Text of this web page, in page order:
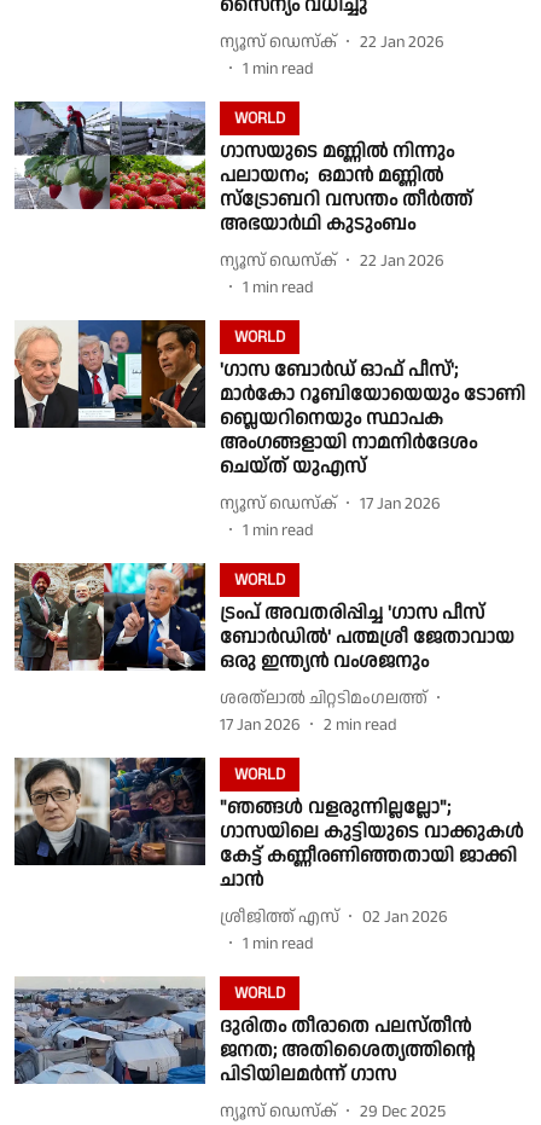
സൈന്യം വധിച്ചു
ന്യൂസ് ഡെസ്ക്
22 Jan 2026
1 min read
WORLD
ഗാസയുടെ മണ്ണിൽ നിന്നും
പലായനം; ഒമാൻ മണ്ണില്‍
സ്ട്രോബറി വസന്തം തീർത്ത്
അഭയാർഥി കുടുംബം
ന്യൂസ് ഡെസ്ക്
22 Jan 2026
1 min read
WORLD
'ഗാസ ബോർഡ് ഓഫ് പീസ്';
മാർകോ റൂബിയോയെയും ടോണി
ബ്ലെയറിനെയും സ്ഥാപക
അംഗങ്ങളായി നാമനിർദേശം
ചെയ്ത് യുഎസ്
ന്യൂസ് ഡെസ്ക്
17 Jan 2026
1 min read
WORLD
ട്രംപ് അവതരിപ്പിച്ച 'ഗാസ പീസ്
ബോർഡിൽ' പത്മശ്രീ ജേതാവായ
ഒരു ഇന്ത്യൻ വംശജനും
ശരത്‌ലാൽ ചിറ്റടിമംഗലത്ത്
17 Jan 2026
2 min read
WORLD
"ഞങ്ങൾ വളരുന്നില്ലല്ലോ";
ഗാസയിലെ കുട്ടിയുടെ വാക്കുകൾ
കേട്ട് കണ്ണീരണിഞ്ഞതായി ജാക്കി
ചാൻ
ശ്രീജിത്ത് എസ്
02 Jan 2026
1 min read
WORLD
ദുരിതം തീരാതെ പലസ്തീൻ
ജനത; അതിശൈത്യത്തിൻ്റെ
പിടിയിലമർന്ന് ഗാസ
ന്യൂസ് ഡെസ്ക്
29 Dec 2025